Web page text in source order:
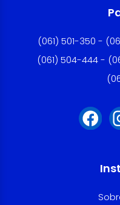
(061) 501-350 -
(061) 504-444 -